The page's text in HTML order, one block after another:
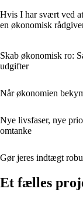
Hvis I har svært ved
en økonomisk
Skab økonomisk ro:
udgifter
Når økonomien
Nye livsfaser, nye
omtanke
Gør jeres indtægt
Et fælles